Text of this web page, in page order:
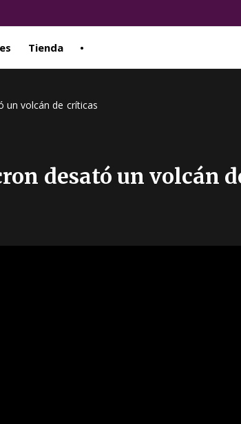
Tienda •
un volcán de críticas
desató un volcán